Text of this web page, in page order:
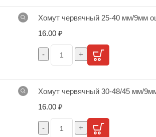
Хомут червячный 25-40 мм/9мм
16.00 ₽
Хомут червячный 30-48/45 мм/
16.00 ₽